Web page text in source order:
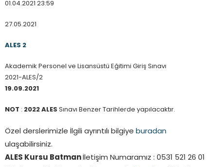
01.04.2021 23:59
27.05.2021
ALES 2
Akademik Personel ve Lisansüstü Eğitimi Giriş Sınavı
2021-ALES/2
19.09.2021
NOT : 2022 ALES Sınavı Benzer Tarihlerde yapılacaktır.
Özel derslerimizle İlgili ayrıntılı bilgiye buradan
ulaşabilirsiniz.
ALES Kursu Batman İletişim Numaramız : 0531 521 26 01